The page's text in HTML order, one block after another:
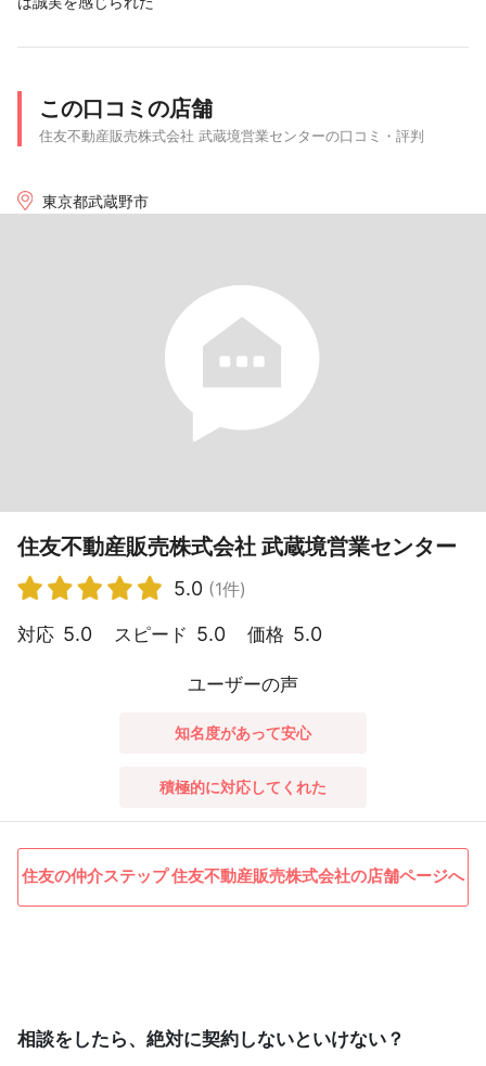
この口コミの店舗
住友不動産販売株式会社 武蔵境営業センターの口コミ・評判
東京都武蔵野市
住友不動産販売株式会社 武蔵境営業センター
5.0 (1件)
対応 5.0 スピード 5.0 価格 5.0
ユーザーの声
知名度があって安心
積極的に対応してくれた
住友の仲介ステップ 住友不動産販売株式会社の店舗ページへ
相談をしたら、絶対に契約しないといけない？